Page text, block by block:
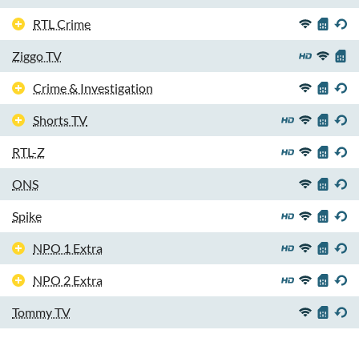
RTL Crime
Ziggo TV
Crime & Investigation
Shorts TV
RTL-Z
ONS
Spike
NPO 1 Extra
NPO 2 Extra
Tommy TV